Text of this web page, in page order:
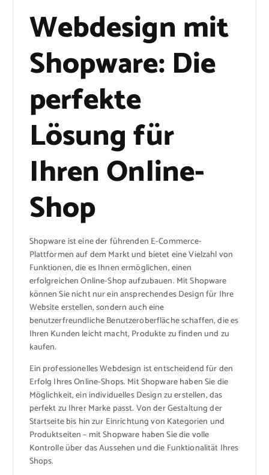
Webdesign mit
Shopware: Die
perfekte
Lösung für
Ihren Online-
Shop
Shopware ist eine der führenden E-Commerce-
Plattformen auf dem Markt und bietet eine Vielzahl von
Funktionen, die es Ihnen ermöglichen, einen
erfolgreichen Online-Shop aufzubauen. Mit Shopware
können Sie nicht nur ein ansprechendes Design für Ihre
Website erstellen, sondern auch eine
benutzerfreundliche Benutzeroberfläche schaffen, die es
Ihren Kunden leicht macht, Produkte zu finden und zu
kaufen.
Ein professionelles Webdesign ist entscheidend für den
Erfolg Ihres Online-Shops. Mit Shopware haben Sie die
Möglichkeit, ein individuelles Design zu erstellen, das
perfekt zu Ihrer Marke passt. Von der Gestaltung der
Startseite bis hin zur Einrichtung von Kategorien und
Produktseiten – mit Shopware haben Sie die volle
Kontrolle über das Aussehen und die Funktionalität Ihres
Shops.